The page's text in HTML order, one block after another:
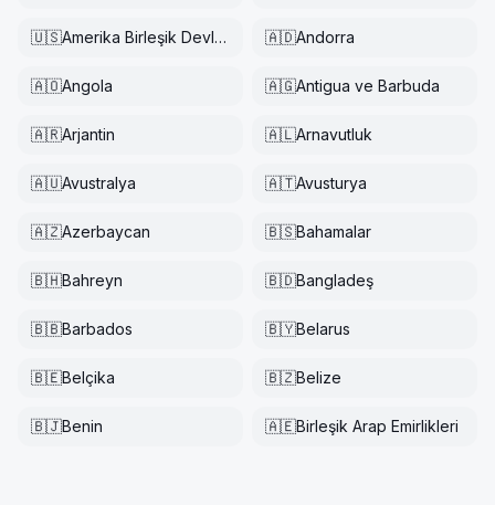
🇺🇸 Amerika Birleşik Devletleri 🇦🇩Andorra
🇦🇴Angola 🇦🇬Antigua ve Barbuda
🇦🇷Arjantin 🇦🇱Arnavutluk
🇦🇺Avustralya 🇦🇹Avusturya
🇦🇿Azerbaycan 🇧🇸Bahamalar
🇧🇭Bahreyn 🇧🇩Bangladeş
🇧🇧Barbados 🇧🇾Belarus
🇧🇪Belçika 🇧🇿Belize
🇧🇯Benin 🇦🇪Birleşik Arap Emirlikleri